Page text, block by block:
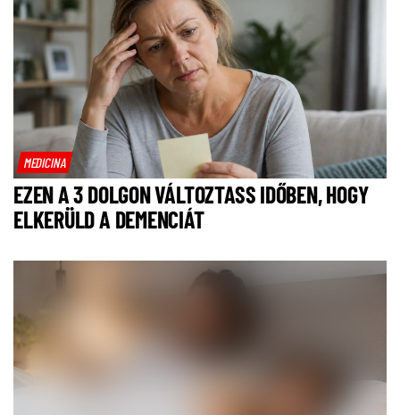
MEDICINA
EZEN A 3 DOLGON VÁLTOZTASS IDŐBEN, HOGY
ELKERÜLD A DEMENCIÁT